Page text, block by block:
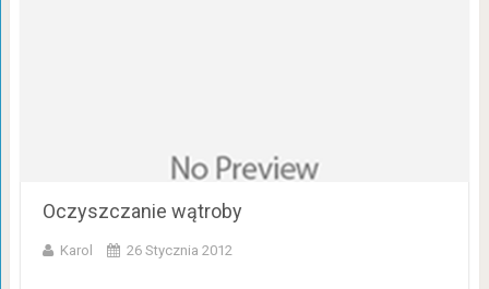
Oczyszczanie wątroby
Karol 26 Stycznia 2012